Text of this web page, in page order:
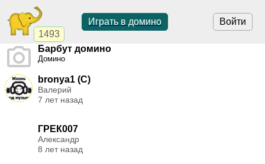
1493
Войти
Играть в домино
Барбут домино
Домино
bronya1 (C)
Валерий
7 лет назад
ГРЕК007
Александр
8 лет назад